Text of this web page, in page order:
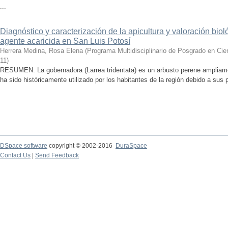
...
Diagnóstico y caracterización de la apicultura y valoración
agente acaricida en San Luis Potosí
Herrera Medina, Rosa Elena (Programa Multidisciplinario de Posgrado en
11)
RESUMEN. La gobernadora (Larrea tridentata) es un arbusto perene
ha sido históricamente utilizado por los habitantes de la región debido a sus
DSpace software copyright © 2002-2016
DuraSpace
Contact Us
Send Feedback